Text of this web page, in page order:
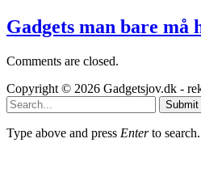
Gadgets man bare må
Comments are closed.
Copyright © 2026 Gadgetsjov.dk -
Submit
Type above and press Enterto search.